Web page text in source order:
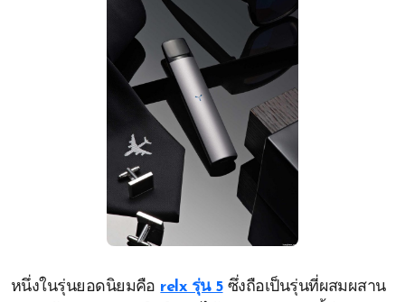
หนึ่งในรุ่นยอดนิยมคือ relx รุ่น 5ซึ่งถือเป็นรุ่นที่ผสมผสาน